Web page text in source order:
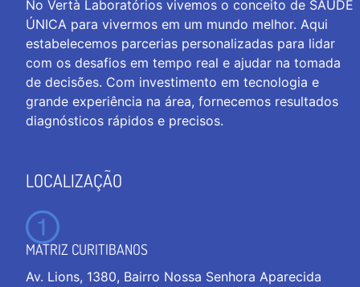
No Vertà Laboratórios vivemos o conceito de SAÚDE
ÚNICA para vivermos em um mundo melhor. Aqui
estabelecemos parcerias personalizadas para lidar
com os desafios em tempo real e ajudar na tomada
de decisões. Com investimento em tecnologia e
grande experiência na área, fornecemos resultados
diagnósticos rápidos e precisos.
LOCALIZAÇÃO
MATRIZ CURITIBANOS
Av. Lions, 1380, Bairro Nossa Senhora Aparecida